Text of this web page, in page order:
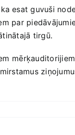
esat guvuši
par
tirgū.